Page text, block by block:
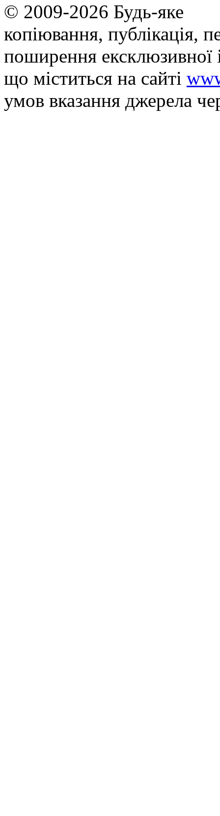
© 2009-2026 Будь-яке
копiювання, публiкацiя,
поширення
що мiститься на сайті
умов вказання джерела